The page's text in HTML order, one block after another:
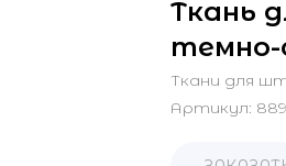
Ткань
темно-
Ткани для
Артикул: 889